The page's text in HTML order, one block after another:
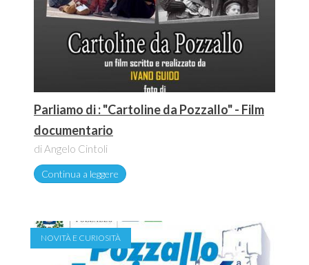
Parliamo di : "Cartoline da Pozzallo" - Film
documentario
di Angelo Cintoli
Continua a leggere
NOVITÀ E CURIOSITÀ